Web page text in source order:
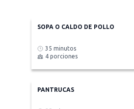
SOPA O CALDO DE POLLO
35 minutos
4 porciones
PANTRUCAS